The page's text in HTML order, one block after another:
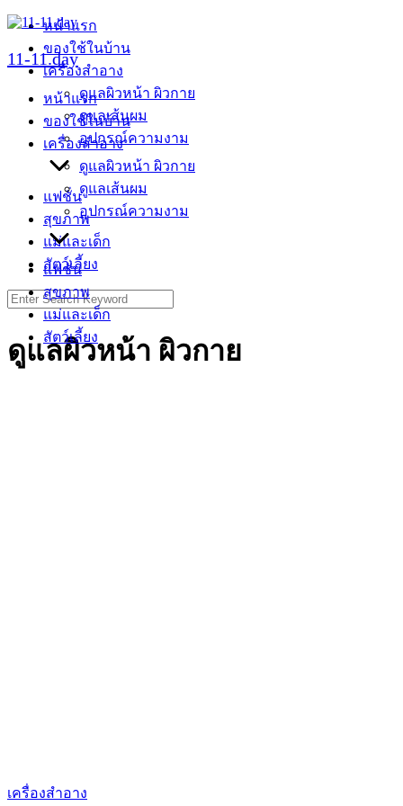
Skip
content
11-11.day
หน้าแรก
ของใช้ในบ้าน
เครื่องสำอาง
ดูแลผิวหน้า ผิวกาย
ดูแลเส้นผม
อุปกรณ์ความงาม
แฟชั่น
สุขภาพ
แม่และเด็ก
สัตว์เลี้ยง
หน้าแรก
ของใช้ในบ้าน
เครื่องสำอาง
ดูแลผิวหน้า ผิวกาย
ดูแลเส้นผม
อุปกรณ์ความงาม
แฟชั่น
สุขภาพ
แม่และเด็ก
สัตว์เลี้ยง
Search
for:
ดูแลผิวหน้า ผิวกาย
เครื่องสำอาง